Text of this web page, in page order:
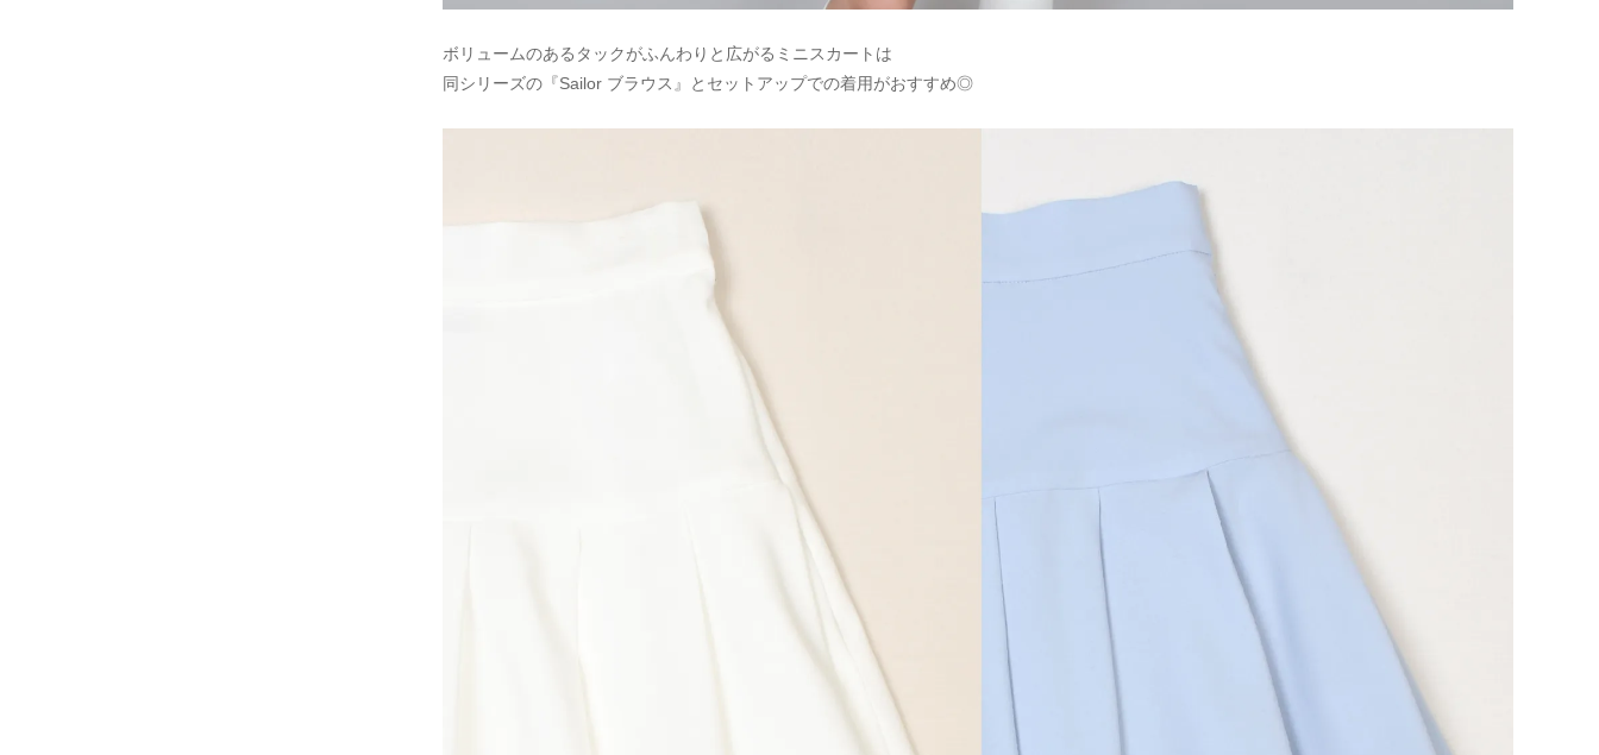
ボリュームのあるタックがふんわりと広がるミニスカートは
同シリーズの『Sailor ブラウス』とセットアップでの着用がおすすめ◎